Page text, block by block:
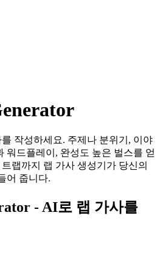
작성하세요. 주제나 분위기, 이야
워드플레이, 완성도 높은 벌스를 얻
랩까지 랩 가사 생성기가 당신의
어 줍니다.
- AI로 랩 가사를